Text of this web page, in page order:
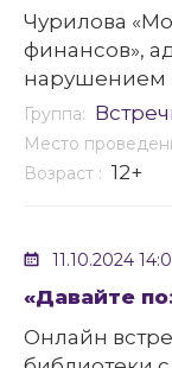
Чурилова
финансов»,
нарушением
«Финансовое
Группа:
Место
Возраст : 12+
11.10.2024
«Давайте
Онлайн